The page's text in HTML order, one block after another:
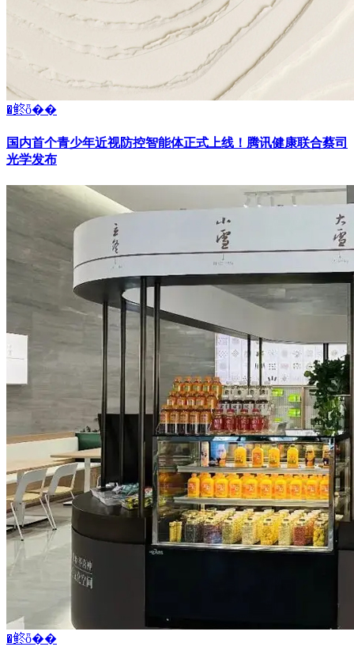
�鿴ȫ��
国内首个青少年近视防控智能体正式上线！腾讯健康联合蔡司
光学发布
�鿴ȫ��